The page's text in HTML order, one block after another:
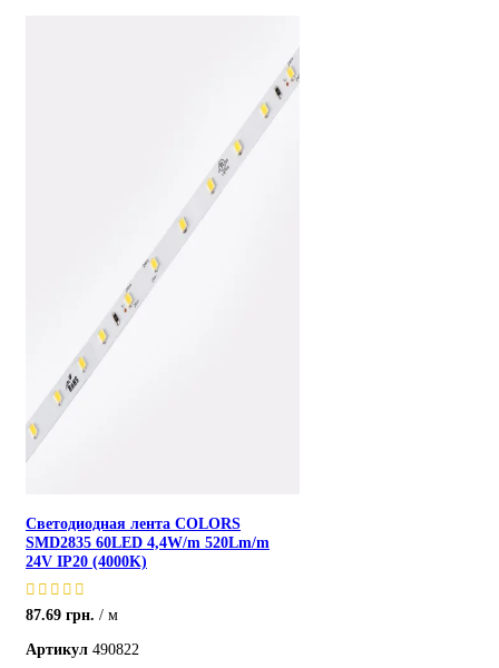
Светодиодная лента COLORS
SMD2835 60LED 4,4W/m 520Lm/m
24V IP20 (4000K)
87.69 грн.
м
Артикул 490822